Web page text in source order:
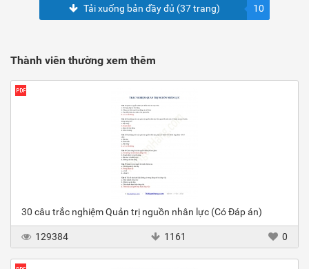
Tải xuống bản đầy đủ (37 trang) 10
Thành viên thường xem thêm
30 câu trắc nghiệm Quản trị nguồn nhân lực (Có Đáp án)
129384 1161 0